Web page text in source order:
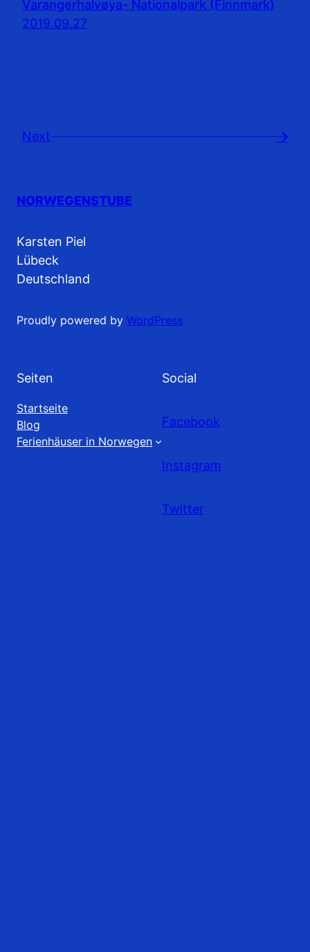
Varangerhalvøya- Nationalpark (Finnmark)
2019.09.27
Next →
NORWEGENSTUBE
Karsten Piel
Lübeck
Deutschland
Proudly powered by WordPress
Seiten
Startseite
Blog
Ferienhäuser in Norwegen
Social
Facebook
Instagram
Twitter